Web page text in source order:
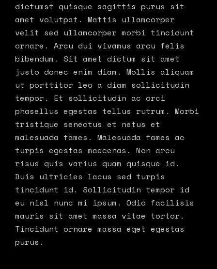
dictumst quisque sagittis purus sit
amet volutpat. Mattis ullamcorper
velit sed ullamcorper morbi tincidunt
ornare. Arcu dui vivamus arcu felis
bibendum. Sit amet dictum sit amet
justo donec enim diam. Mollis aliquam
ut porttitor leo a diam sollicitudin
tempor. Et sollicitudin ac orci
phasellus egestas tellus rutrum. Morbi
tristique senectus et netus et
malesuada fames. Malesuada fames ac
turpis egestas maecenas. Non arcu
risus quis varius quam quisque id.
Duis ultricies lacus sed turpis
tincidunt id. Sollicitudin tempor id
eu nisl nunc mi ipsum. Odio facilisis
mauris sit amet massa vitae tortor.
Tincidunt ornare massa eget egestas
purus.